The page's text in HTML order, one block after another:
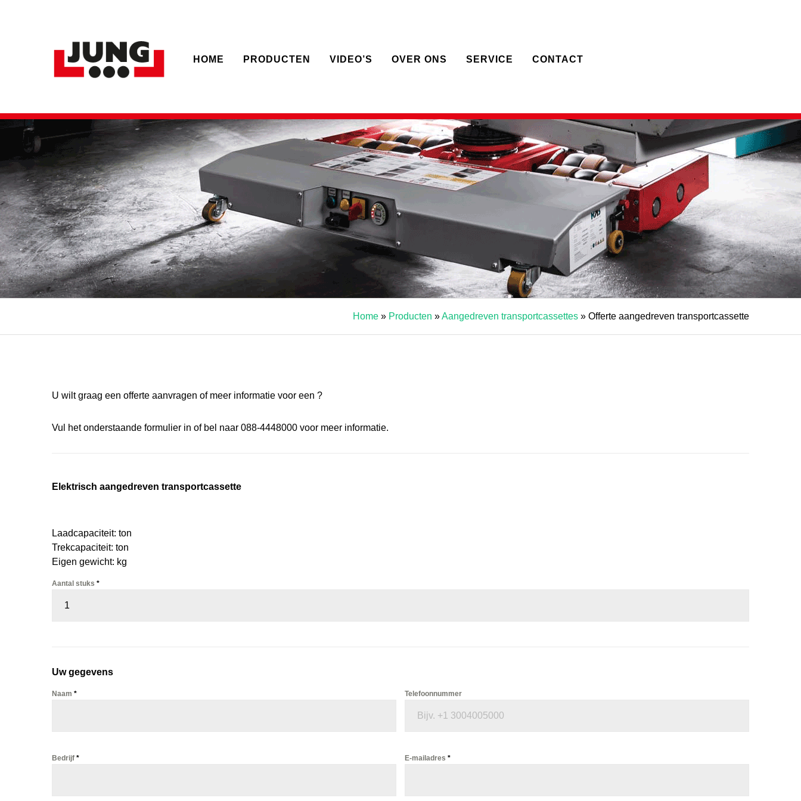
HOME PRODUCTEN VIDEO’S OVER ONS SERVICE CONTACT
Home » Producten »Aangedreven transportcassettes » Offerte aangedreven transportcassette
U wilt graag een offerte aanvragen of meer informatie voor een ?
Vul het onderstaande formulier in of bel naar 088-4448000 voor meer informatie.
Elektrisch aangedreven transportcassette
Laadcapaciteit: ton
Trekcapaciteit: ton
Eigen gewicht: kg
Aantal stuks *
Uw gegevens
Naam * Telefoonnummer
Bedrijf * E-mailadres *